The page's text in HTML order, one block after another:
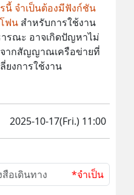
จำเป็นต้องมีฟังก์ชัน
ฟน สำหรับการใช้งาน
รณะ อาจเกิดปัญหาไม่
จากสัญญาณเครือข่ายที่
ยงการใช้งาน
2025-10-17(Fri.) 11:00
*จำเป็น